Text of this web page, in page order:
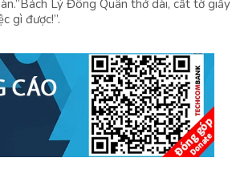
Lý Đông Quân thở dài, cất tờ
gì được!”.